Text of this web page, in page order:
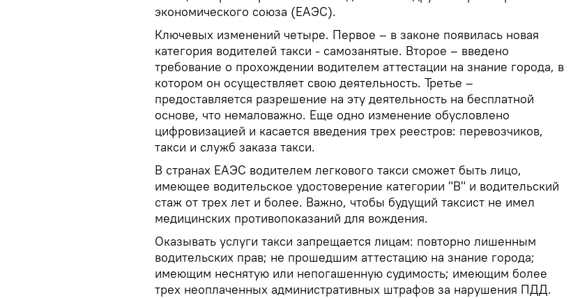
экономического союза (ЕАЭС).
Ключевых изменений четыре. Первое – в законе появилась новая
категория водителей такси - самозанятые. Второе – введено
требование о прохождении водителем аттестации на знание города, в
котором он осуществляет свою деятельность. Третье –
предоставляется разрешение на эту деятельность на бесплатной
основе, что немаловажно. Еще одно изменение обусловлено
цифровизацией и касается введения трех реестров: перевозчиков,
такси и служб заказа такси.
В странах ЕАЭС водителем легкового такси сможет быть лицо,
имеющее водительское удостоверение категории "B" и водительский
стаж от трех лет и более. Важно, чтобы будущий таксист не имел
медицинских противопоказаний для вождения.
Оказывать услуги такси запрещается лицам: повторно лишенным
водительских прав; не прошедшим аттестацию на знание города;
имеющим неснятую или непогашенную судимость; имеющим более
трех неоплаченных административных штрафов за нарушения ПДД.